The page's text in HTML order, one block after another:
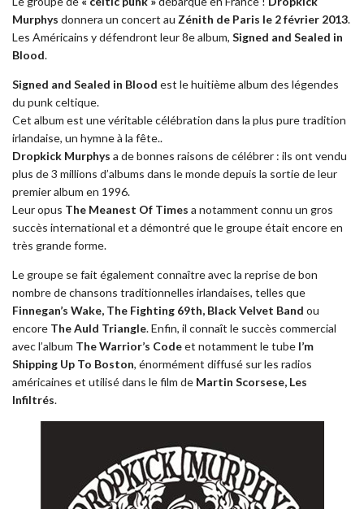
Murphys donnera un concert au Zénith de Paris le 2 février 2013.
Les Américains y défendront leur 8e album, Signed and Sealed in
Blood.
Signed and Sealed in Blood est le huitième album des légendes
du punk celtique.
Cet album est une véritable célébration dans la plus pure tradition
irlandaise, un hymne à la fête..
Dropkick Murphys a de bonnes raisons de célébrer : ils ont vendu
plus de 3 millions d’albums dans le monde depuis la sortie de leur
premier album en 1996.
Leur opus The Meanest Of Times a notamment connu un gros
succès international et a démontré que le groupe était encore en
très grande forme.
Le groupe se fait également connaître avec la reprise de bon
nombre de chansons traditionnelles irlandaises, telles que
Finnegan’s Wake, The Fighting 69th, Black Velvet Band ou
encore The Auld Triangle. Enfin, il connaît le succès commercial
avec l’album The Warrior’s Codeet notamment le tube I’m
Shipping Up To Boston, énormément diffusé sur les radios
américaines et utilisé dans le film de Martin Scorsese, Les
Infiltrés.